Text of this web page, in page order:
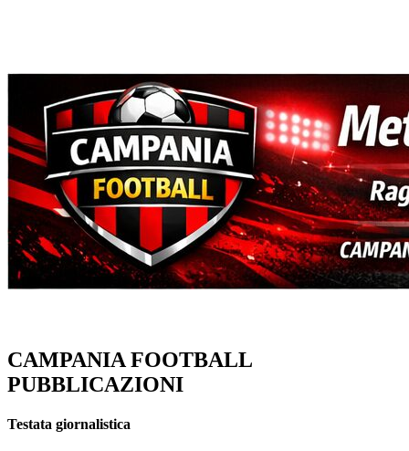
CAMPANIA FOOTBALL
PUBBLICAZIONI
Testata giornalistica